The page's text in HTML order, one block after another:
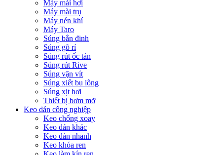
Máy mài hơi
Máy mài trụ
Máy nén khí
Máy Taro
Súng bắn đinh
Súng gõ rỉ
Súng rút ốc tán
Súng rút Rive
Súng vặn vít
Súng xiết bu lông
Súng xịt hơi
Thiết bị bơm mỡ
Keo dán công nghiệp
Keo chống xoay
Keo dán khác
Keo dán nhanh
Keo khóa ren